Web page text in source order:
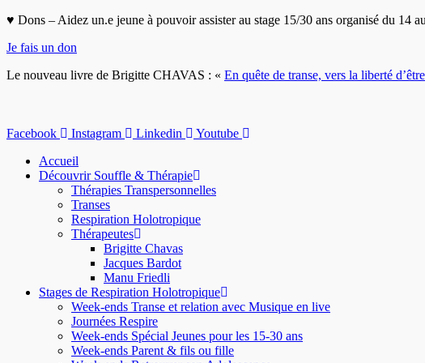
Aller
contenu
♥ Dons – Aidez un.e jeune à pouvoir assister au stage 15/30 ans organisé du 14
Je fais un don
Le nouveau livre de Brigitte CHAVAS : « En quête de transe, vers la liberté d’être
Facebook Instagram Linkedin
Youtube
Accueil
Découvrir Souffle & Thérapie
Thérapies Transpersonnelles
Transes
Respiration Holotropique
Thérapeutes
Brigitte Chavas
Jacques Bardot
Manu Friedli
Stages de Respiration Holotropique
Week-ends Transe et relation avec Musique en live
Journées Respire
Week-ends Spécial Jeunes pour les 15-30 ans
Week-ends Parent & fils ou fille